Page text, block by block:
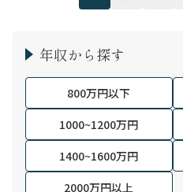
年収から探す
800万円以下
1000~1200万円
1400~1600万円
2000万円以上